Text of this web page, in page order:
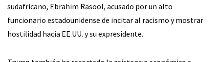
sudafricano, Ebrahim Rasool, acusado por un alto
funcionario estadounidense de incitar al racismo y mostrar
hostilidad hacia EE.UU. y su expresidente.